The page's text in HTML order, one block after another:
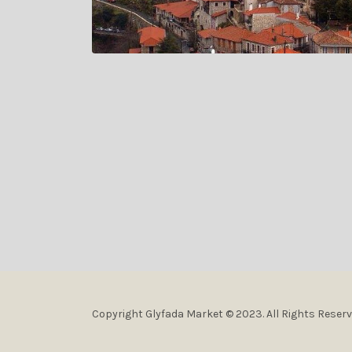
Copyright Glyfada Market © 2023. All Rights